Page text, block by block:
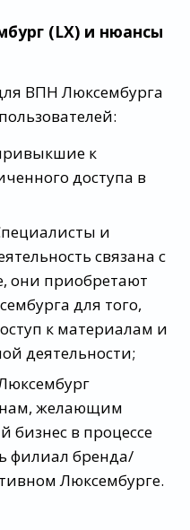
(LX) и нюансы
ВПН Люксембурга
к
доступа в
и
связана с
они приобретают
для того,
к материалам и
деятельности;
желающим
бизнес в процессе
филиал бренда/
Люксембурге.